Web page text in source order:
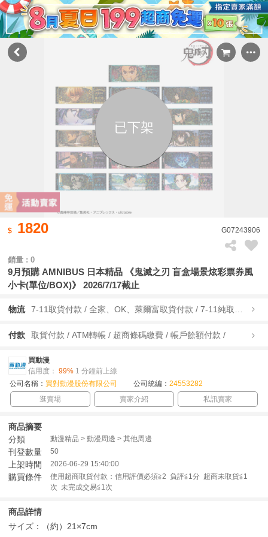
已下架
1820 G07243906
銷量 : 0
9月預購 AMNIBUS 日本精品 《鬼滅之刃 盲盒場景炫彩票券風
小卡(單位/BOX)》 2026/7/17截止
物流
付款 取貨付款 / ATM轉帳 / 超商條碼繳費 / 帳戶餘額付款 /
買動漫
信用度： 99% 1 分鐘前上線
公司名稱： 買對動漫股份有限公司 公司統編： 24553282
逛賣場
賣家介紹 私訊賣家
商品摘要
分類
動漫精品 > 動漫周邊 > 其他周邊
刊登數量 50
上架時間 2026-06-29 15:40:00
購買條件
使用超商取貨付款：信用評價必須≧2 負評≦1分 超商未取貨≦1
次 未完成交易≦1次
商品詳情
サイズ：（約）21×7cm